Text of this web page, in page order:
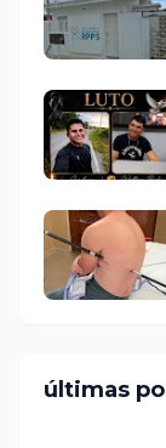
últimas